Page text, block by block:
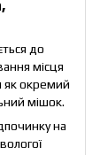
до
місця
як окремий
мішок.
на